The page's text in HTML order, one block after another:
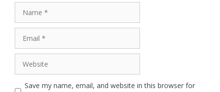
Save my name, email, and website in this browser for